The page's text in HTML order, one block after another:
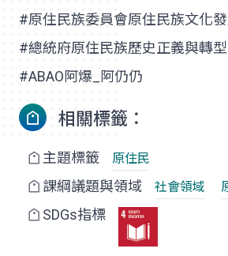
#原住民族委員會原住民族文化
#總統府原住民族歷史正義與轉
#ABAO阿爆_阿仍仍
相關標籤：
主題標籤 原住民
課綱議題與領域 社會領域
SDGs指標